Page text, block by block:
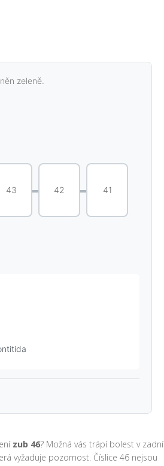
zeleně.
43 42 41
zub 46? Možná vás trápí bolest v zadní
vyžaduje pozornost. Číslice 46 nejsou